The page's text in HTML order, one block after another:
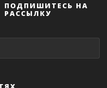
ПОДПИШИТЕСЬ НА
РАССЫЛКУ